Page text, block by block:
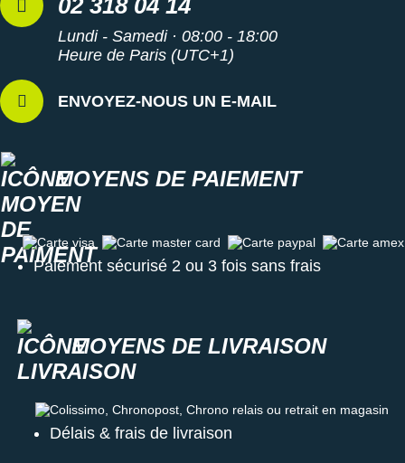
Lundi - Samedi · 08:00 - 18:00
Heure de Paris (UTC+1)
ENVOYEZ-NOUS UN E-MAIL
MOYENS DE PAIEMENT
Carte visa Carte master card Carte paypal Carte amex
Paiement sécurisé 2 ou 3 fois sans frais
MOYENS DE LIVRAISON
Colissimo, Chronopost, Chrono relais ou retrait en magasin
Délais & frais de livraison